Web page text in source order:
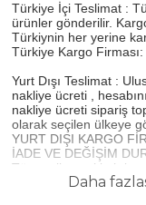
Türkiye İçi Teslimat :
ürünler gönderilir.
Türkiynin her yerine
Türkiye Kargo
Yurt Dışı Teslimat :
nakliye ücreti ,
nakliye ücreti sipariş
olarak seçilen ülkeye
YURT DIŞI KARGO
İADE VE DEĞİŞİM
Tüm gelin
İade veya Değişim
Bu durumun çözümü
Daha